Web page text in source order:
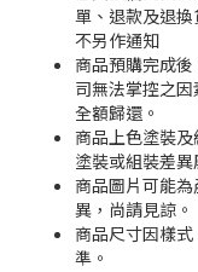
單、退款及退換
不另作通知
商品預購完成
司無法掌控之
全額歸還。
商品上色塗裝
塗裝或組裝差異
商品圖片可能
異，尚請見諒。
商品尺寸因樣
準。